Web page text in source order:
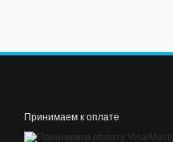
Принимаем к оплате